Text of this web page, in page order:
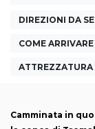
DIREZIONI DA
COME ARRIVARE
ATTREZZATURA
Camminata in